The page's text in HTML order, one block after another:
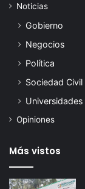
Noticias
Gobierno
Negocios
Política
Sociedad Civil
Universidades
Opiniones
Más vistos